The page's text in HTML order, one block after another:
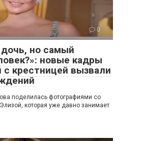
0
но самый
новые кадры
с крестницей вызвали
поделилась фотографиями со
которая уже давно занимает